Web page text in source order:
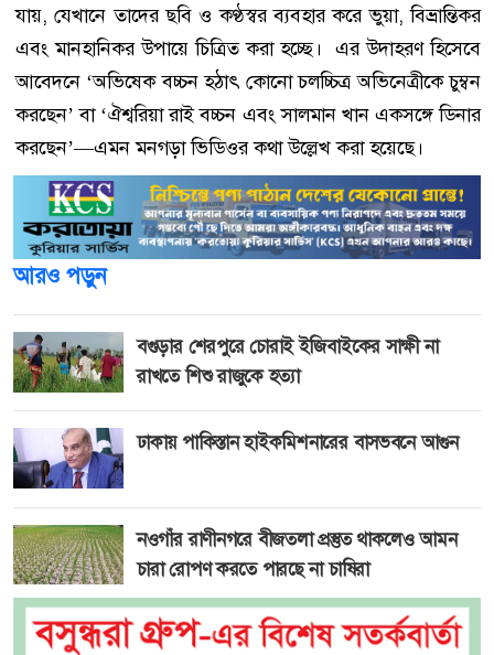
যায়, যেখানে তাদের ছবি ও কণ্ঠস্বর ব্যবহার করে ভুয়া, বিভ্রান্তিকর
এবং মানহানিকর উপায়ে চিত্রিত করা হচ্ছে। এর উদাহরণ হিসেবে
আবেদনে ‘অভিষেক বচ্চন হঠাৎ কোনো চলচ্চিত্র অভিনেত্রীকে চুম্বন
করছেন’ বা ‘ঐশ্বরিয়া রাই বচ্চন এবং সালমান খান একসঙ্গে ডিনার
করছেন’—এমন মনগড়া ভিডিওর কথা উল্লেখ করা হয়েছে।
আরও পড়ুন
বগুড়ার শেরপুরে চোরাই ইজিবাইকের সাক্ষী না
রাখতে শিশু রাজুকে হত্যা
ঢাকায় পাকিস্তান হাইকমিশনারের বাসভবনে আগুন
নওগাঁর রাণীনগরে বীজতলা প্রস্তুত থাকলেও আমন
চারা রোপণ করতে পারছে না চাষিরা